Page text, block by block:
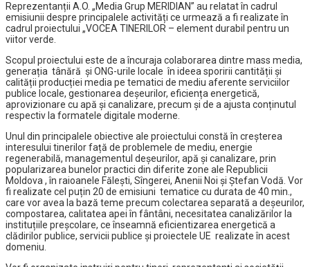
Reprezentanții A.O. „Media Grup MERIDIAN” au relatat în cadrul
emisiunii despre principalele activități ce urmează a fi realizate în
cadrul proiectului „VOCEA TINERILOR – element durabil pentru un
viitor verde.
Scopul proiectului este de a încuraja colaborarea dintre mass media,
generația tânără și ONG-urile locale în ideea sporirii cantității și
calității producției media pe tematici de mediu aferente serviciilor
publice locale, gestionarea deșeurilor, eficiența energetică,
aprovizionare cu apă și canalizare, precum și de a ajusta conținutul
respectiv la formatele digitale moderne.
Unul din principalele obiective ale proiectului constă în creșterea
interesului tinerilor față de problemele de mediu, energie
regenerabilă, managementul deșeurilor, apă și canalizare, prin
popularizarea bunelor practici din diferite zone ale Republicii
Moldova , în raioanele Fălești, Sîngerei, Anenii Noi și Ștefan Vodă. Vor
fi realizate cel puțin 20 de emisiuni tematice cu durata de 40 min.,
care vor avea la bază teme precum colectarea separată a deșeurilor,
compostarea, calitatea apei în fântâni, necesitatea canalizărilor la
instituțiile preșcolare, ce înseamnă eficientizarea energetică a
clădirilor publice, servicii publice și proiectele UE realizate în acest
domeniu.